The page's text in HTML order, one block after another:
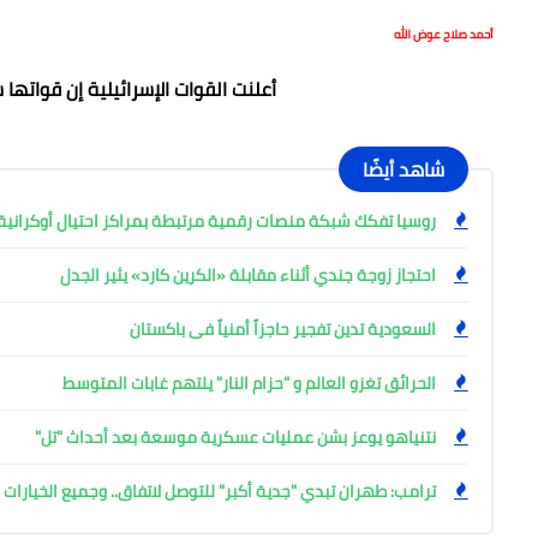
أحمد صلاح عوض الله
أعلنت القوات الإسرائيلية إن
شاهد أيضًا
روسيا تفكك شبكة منصات رقمية مرتبطة بمراكز احتيال أوكرانية
احتجاز زوجة جندي أثناء مقابلة «الكرين كارد» يثير الجدل
السعودية تدين تفجير حاجزاً أمنياً فى باكستان
الحرائق تغزو العالم و "حزام النار" يلتهم غابات المتوسط
نتنياهو يوعز بشن عمليات عسكرية موسعة بعد أحداث "تل"
ترامب: طهران تبدي "جدية أكبر" للتوصل لاتفاق.. وجميع